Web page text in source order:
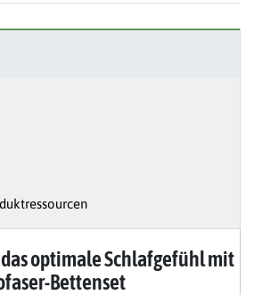
optimale Schlafgefühl mit
Bettenset